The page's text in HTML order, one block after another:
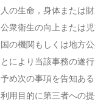
人の生命，身体または
公衆衛生の向上または
国の機関もしくは地方
とにより当該事務の遂
予め次の事項を告知あ
利用目的に第三者への